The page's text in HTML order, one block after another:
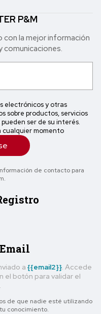
P&M
la mejor in formación
comunicaciones.
electrónicos y otras
sobre productos, servicios
ser de su interés.
cualquier momento
de contacto para
a {{email2}} . Accede
el botón para validar el
de que nadie esté utilizando
conocimiento.